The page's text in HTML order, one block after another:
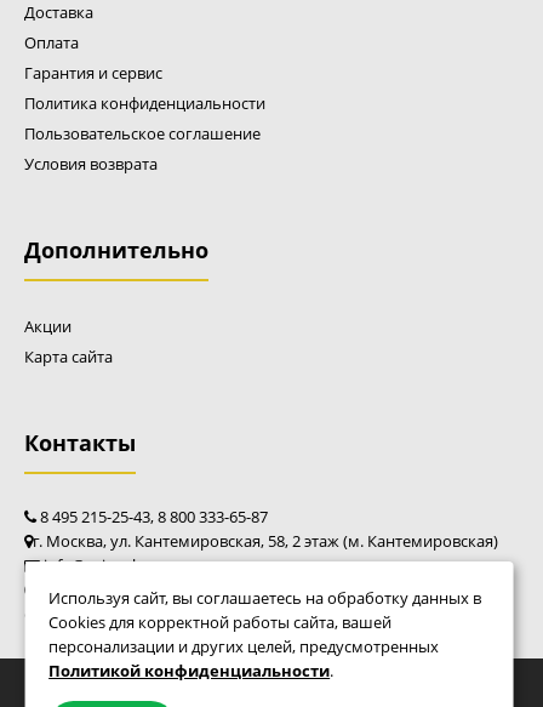
цепей с шагом от 1/4” до 0.404”. Специальный упорный
подшипник уменьшает трение, облегчает работу, делает
соединение более прочным. В комплект входит
вращающаяся ручка с клепальным шипом и ответная
ручка с наковальней, предназначенной для цепей с
шагом 3/8” и 0.404”. Материал корпуса - сталь. В
основании станка предусмотрены отверстия для
Доставка
Оплата
Гарантия и сервис
Политика конфиденциальности
Пользовательское соглашение
Условия возврата
Дополнительно
Акции
Карта сайта
Контакты
8 495 215-25-43, 8 800 333-65-87
г. Москва, ул. Кантемировская, 58, 2 этаж (м. Кантемировская)
info@caim-shop.ru
пн - пт: 10:00 - 20:00
сб - вс: 10:00 - 18:00
© Фирменный магазин Caiman 2010 - 2026
Используя сайт, вы соглашаетесь на обработку данных в
Cookies для корректной работы сайта, вашей
персонализации и других целей, предусмотренных
Политикой конфиденциальности.